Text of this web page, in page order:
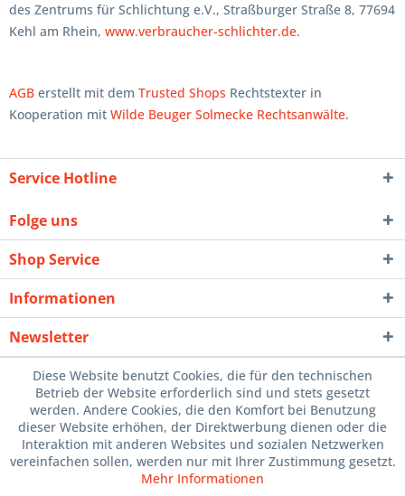
des Zentrums für Schlichtung e.V., Straßburger Straße 8, 77694
Kehl am Rhein, www.verbraucher-schlichter.de.
AGB erstellt mit dem Trusted Shops Rechtstexter in
Kooperation mit Wilde Beuger Solmecke Rechtsanwälte.
Service Hotline
Folge uns
Shop Service
Informationen
Newsletter
Diese Website benutzt Cookies, die für den technischen
Betrieb der Website erforderlich sind und stets gesetzt
werden. Andere Cookies, die den Komfort bei Benutzung
dieser Website erhöhen, der Direktwerbung dienen oder die
Interaktion mit anderen Websites und sozialen Netzwerken
vereinfachen sollen, werden nur mit Ihrer Zustimmung gesetzt.
Mehr Informationen